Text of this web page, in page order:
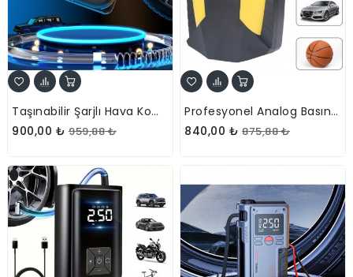
Taşınabilir Şarjlı Hava Kompresörü
900,00 ₺ 959,88 ₺
Profesyonel Analog Basınç Göstergeli Hava Kompresörü
840,00 ₺ 875,88 ₺